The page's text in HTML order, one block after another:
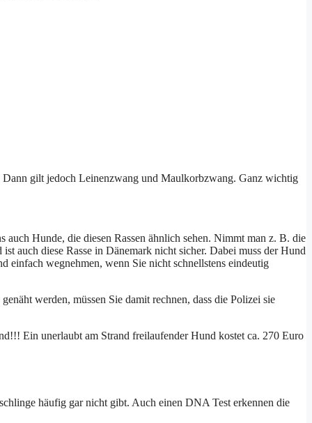
Dann gilt jedoch Leinenzwang und Maulkorbzwang. Ganz wichtig
Hunde, die diesen Rassen ähnlich sehen. Nimmt man z. B. die
auch diese Rasse in Dänemark nicht sicher. Dabei muss der Hund
einfach wegnehmen, wenn Sie nicht schnellstens eindeutig
werden, müssen Sie damit rechnen, dass die Polizei sie
Ein unerlaubt am Strand freilaufender Hund kostet ca. 270 Euro
häufig gar nicht gibt. Auch einen DNA Test erkennen die